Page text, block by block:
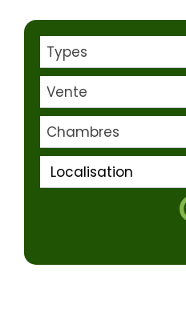
Types
Vente
Chambres
Localisation